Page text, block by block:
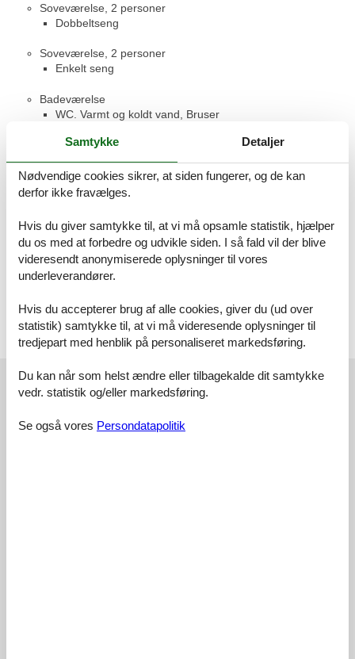
Soveværelse, 2 personer
Dobbeltseng
Soveværelse, 2 personer
Enkelt seng
Badeværelse
WC. Varmt og koldt vand, Bruser
Toilet
WC. Varmt og koldt vand
Terrasse
Anneks
Soveværelse, 1 person
Enkelt seng
Soveværelse, 2 personer
Dobbeltseng
Eksterne anmeldelser
Vores gæsteanmeldelserEksterne anmeldelser
Samtykke Detaljer
Nødvendige cookies sikrer, at siden fungerer, og de kan
derfor ikke fravælges.
Hvis du giver samtykke til, at vi må opsamle statistik, hjælper
du os med at forbedre og udvikle siden. I så fald vil der blive
videresendt anonymiserede oplysninger til vores
underleverandører.
Hvis du accepterer brug af alle cookies, giver du (ud over
statistik) samtykke til, at vi må videresende oplysninger til
tredjepart med henblik på personaliseret markedsføring.
Du kan når som helst ændre eller tilbagekalde dit samtykke
vedr. statistik og/eller markedsføring.
Se også vores Persondatapolitik